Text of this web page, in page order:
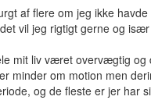
af flere om jeg ikke
vil jeg rigtigt gerne og
mit liv været overvægtig
minder om motion men
og de fleste er jer har